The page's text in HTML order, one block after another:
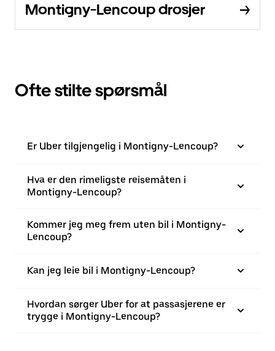
Montigny-Lencoup drosjer
Ofte stilte spørsmål
Er Uber tilgjengelig i Montigny-Lencoup?
Hva er den rimeligste reisemåten i
Montigny-Lencoup?
Kommer jeg meg frem uten bil i Montigny-
Lencoup?
Kan jeg leie bil i Montigny-Lencoup?
Hvordan sørger Uber for at passasjerene er
trygge i Montigny-Lencoup?